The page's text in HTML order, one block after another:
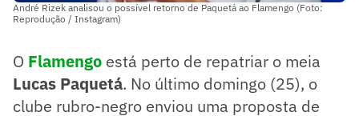
André Rizek analisou o possível retorno de Paquetá ao Flamengo (Foto:
Reprodução / Instagram)
O Flamengo está perto de repatriar o meia
Lucas Paquetá. No último domingo (25), o
clube rubro-negro enviou uma proposta de